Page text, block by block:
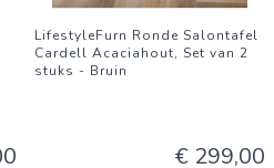
LifestyleFurn Ronde Salontafel
Cardell Acaciahout, Set van 2
stuks - Bruin
€ 299,00